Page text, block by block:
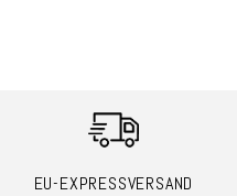
EU-EXPRESSVERSAND